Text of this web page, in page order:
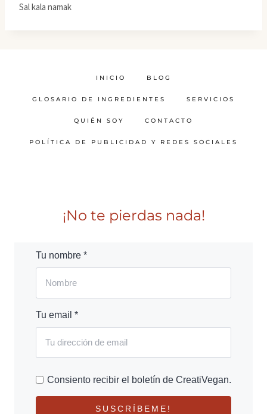
Sal kala namak
INICIO BLOG
GLOSARIO DE INGREDIENTES SERVICIOS
QUIÉN SOY CONTACTO
POLÍTICA DE PUBLICIDAD Y REDES SOCIALES
¡No te pierdas nada!
Tu nombre *
Tu email *
Consiento recibir el boletín de CreatiVegan.
SUSCRÍBEME!